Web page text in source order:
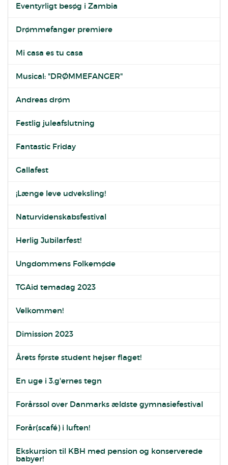
Eventyrligt besøg i Zambia
Drømmefanger premiere
Mi casa es tu casa
Musical: "DRØMMEFANGER"
Andreas drøm
Festlig juleafslutning
Fantastic Friday
Gallafest
¡Længe leve udveksling!
Naturvidenskabsfestival
Herlig Jubilarfest!
Ungdommens Folkemøde
TGAid temadag 2023
Velkommen!
Dimission 2023
Årets første student hejser flaget!
En uge i 3.g'ernes tegn
Forårssol over Danmarks ældste gymnasiefestival
Forår(scafé) i luften!
Ekskursion til KBH med pension og konserverede
babyer!